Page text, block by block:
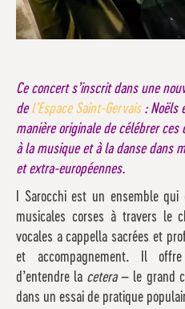
Ce concert s’inscrit dans une
del’Espace Saint-Gervais : Noëls
manière originale de célébrer
à la musique et à la danse dans
et extra-européennes.
I Sarocchi est un ensemble
musicales corses à travers le
vocales a cappella sacrées et
et accompagnement. Il
d’entendre la cetera– le grand
dans un essai de pratique